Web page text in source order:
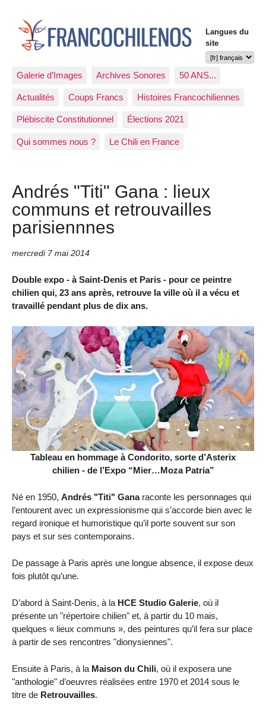
Langues du
site
Galerie d’Images Archives Sonores 50 ANS...
Actualités Coups Francs Histoires Francochiliennes
Plébiscite Constitutionnel Élections 2021
Qui sommes nous ? Le Chili en France
Andrés "Titi" Gana : lieux
communs et retrouvailles
parisiennnes
mercredi 7 mai 2014
Double expo - à Saint-Denis et Paris - pour ce peintre
chilien qui, 23 ans après, retrouve la ville où il a vécu et
travaillé pendant plus de dix ans.
Tableau en hommage à Condorito, sorte d’Asterix
chilien - de l’Expo “Mier…Moza Patria”
Né en 1950, Andrés "Titi" Ganaraconte les personnages qui
l’entourent avec un expressionisme qui s’accorde bien avec le
regard ironique et humoristique qu’il porte souvent sur son
pays et sur ses contemporains.
De passage à Paris après une longue absence, il expose deux
fois plutôt qu’une.
D’abord à Saint-Denis, à la HCE Studio Galerie, où il
présente un "répertoire chilien" et, à partir du 10 mais,
quelques « lieux communs », des peintures qu’il fera sur place
à partir de ses rencontres "dionysiennes".
Ensuite à Paris, à la Maison du Chili, où il exposera une
"anthologie" d’oeuvres réalisées entre 1970 et 2014 sous le
titre de Retrouvailles.